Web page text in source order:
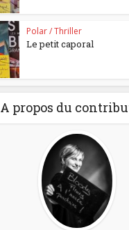
Polar / Thriller
Le petit caporal
A propos du